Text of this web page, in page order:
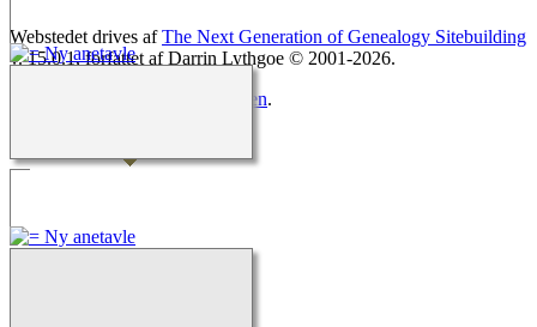
Webstedet drives afThe Next Generation of Genealogy Sitebuilding
v. 15.0.1, forfattet af Darrin Lythgoe © 2001-2026.
Helle Vibeke Olesen.